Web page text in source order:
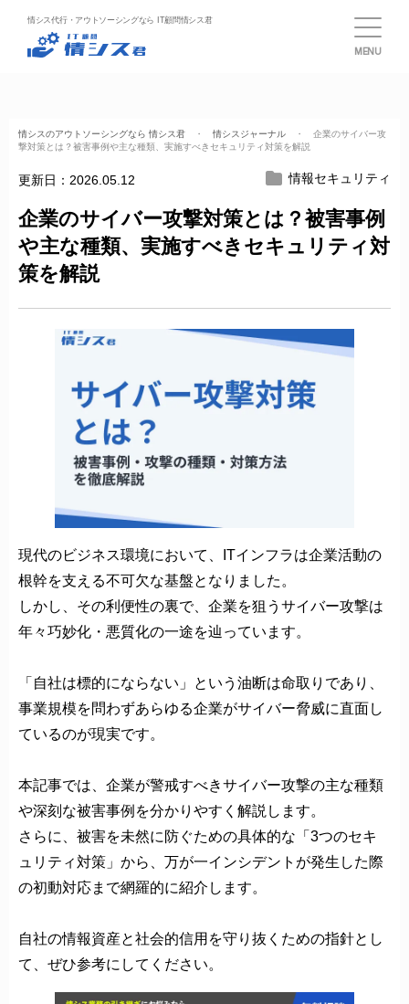
情シス代行・アウトソーシングなら IT顧問情シス君
MENU
情シスのアウトソーシングなら 情シス君 ・ 情シスジャーナル ・ 企業のサイバー攻
撃対策とは？被害事例や主な種類、実施すべきセキュリティ対策を解説
更新日： 2026.05.12 情報セキュリティ
企業のサイバー攻撃対策とは？被害事例
や主な種類、実施すべきセキュリティ対
策を解説
現代のビジネス環境において、ITインフラは企業活動の
根幹を支える不可欠な基盤となりました。
しかし、その利便性の裏で、企業を狙うサイバー攻撃は
年々巧妙化・悪質化の一途を辿っています。
「自社は標的にならない」という油断は命取りであり、
事業規模を問わずあらゆる企業がサイバー脅威に直面し
ているのが現実です。
本記事では、企業が警戒すべきサイバー攻撃の主な種類
や深刻な被害事例を分かりやすく解説します。
さらに、被害を未然に防ぐための具体的な「3つのセキ
ュリティ対策」から、万が一インシデントが発生した際
の初動対応まで網羅的に紹介します。
自社の情報資産と社会的信用を守り抜くための指針とし
て、ぜひ参考にしてください。